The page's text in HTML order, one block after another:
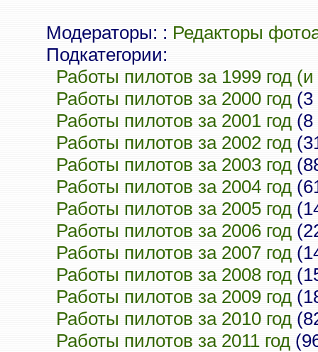
Модераторы: : Редакторы
Подкатегории:
Работы пилотов за 1999 год
Работы пилотов за 2000 год (3
Работы пилотов за 2001 год (8
Работы пилотов за 2002 год
Работы пилотов за 2003 год
Работы пилотов за 2004 год
Работы пилотов за 2005 год
Работы пилотов за 2006 год
Работы пилотов за 2007 год
Работы пилотов за 2008 год
Работы пилотов за 2009 год
Работы пилотов за 2010 год
Работы пилотов за 2011 год